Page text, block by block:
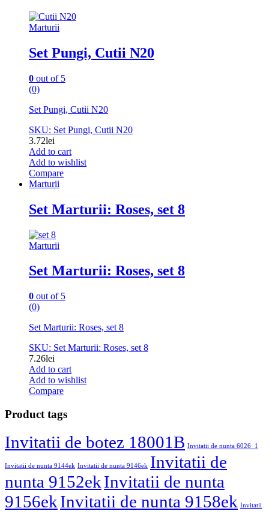
Marturii
Set Pungi, Cutii N20
0 out of 5
(0)
Set Pungi, Cutii N20
SKU: Set Pungi, Cutii N20
3.72lei
Add to cart
Add to wishlist
Compare
Marturii
Set Marturii: Roses, set 8
Marturii
Set Marturii: Roses, set 8
0 out of 5
(0)
Set Marturii: Roses, set 8
SKU: Set Marturii: Roses, set 8
7.26lei
Add to cart
Add to wishlist
Compare
Product tags
Invitatii de botez 18001B Invitatii de nunta 6026_1
Invitatii de nunta 9144ek Invitatii de nunta 9146ek Invitatii de
nunta 9152ekInvitatii de nunta
9156ekInvitatii de nunta 9158ek Invitatii